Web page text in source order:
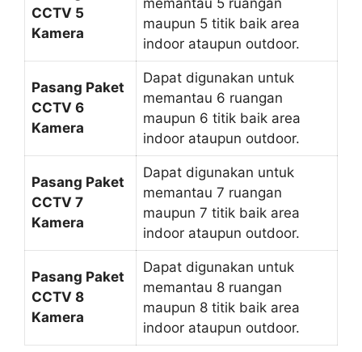
CCTV 5
Kamera
maupun 5 titik baik area
indoor ataupun outdoor.
Pasang Paket
CCTV 6
Kamera
Dapat digunakan untuk
memantau 6 ruangan
maupun 6 titik baik area
indoor ataupun outdoor.
Pasang Paket
CCTV 7
Kamera
Dapat digunakan untuk
memantau 7 ruangan
maupun 7 titik baik area
indoor ataupun outdoor.
Pasang Paket
CCTV 8
Kamera
Dapat digunakan untuk
memantau 8 ruangan
maupun 8 titik baik area
indoor ataupun outdoor.